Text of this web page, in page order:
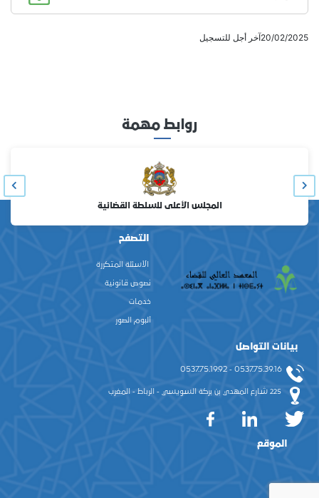
20/02/2025آخر أجل للتسجيل
روابط مهمة
المجلس الأعلى للسلطة القضائية
التصفح
الأسئلة المتكررة
نصوص قانونية
خدمات
ألبوم الصور
بيانات التواصل
0537.75.39.16 - 0537.75.19.92
225 شارع المهدي بن بركة السويسي - الرباط - المغرب
الموقع